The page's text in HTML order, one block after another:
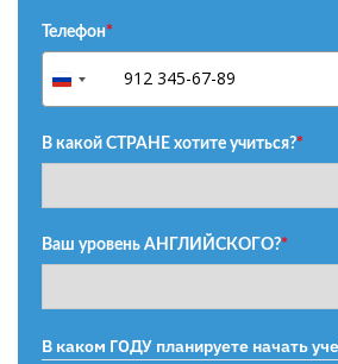
Телефон*
Russia
+7
В какой СТРАНЕ хотите учиться?*
Ваш уровень АНГЛИЙСКОГО?*
В каком ГОДУ планируете начать